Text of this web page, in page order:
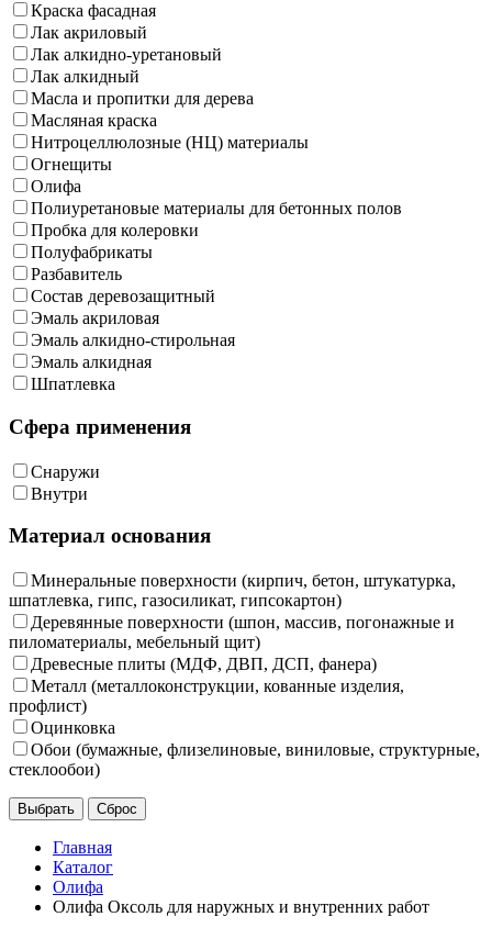
Краска фасадная
Лак акриловый
Лак алкидно-уретановый
Лак алкидный
Масла и пропитки для дерева
Масляная краска
Нитроцеллюлозные (НЦ) материалы
Огнещиты
Олифа
Полиуретановые материалы для бетонных полов
Пробка для колеровки
Полуфабрикаты
Разбавитель
Состав деревозащитный
Эмаль акриловая
Эмаль алкидно-стирольная
Эмаль алкидная
Шпатлевка
Сфера применения
Снаружи
Внутри
Материал основания
Минеральные поверхности (кирпич, бетон, штукатурка,
шпатлевка, гипс, газосиликат, гипсокартон)
Деревянные поверхности (шпон, массив, погонажные и
пиломатериалы, мебельный щит)
Древесные плиты (МДФ, ДВП, ДСП, фанера)
Металл (металлоконструкции, кованные изделия,
профлист)
Оцинковка
Обои (бумажные, флизелиновые, виниловые, структурные,
стеклообои)
Главная
Каталог
Олифа
Олифа Оксоль для наружных и внутренних работ